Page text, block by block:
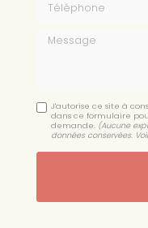
Message
J'autorise ce site à
dans ce formulaire
demande. (Aucune
données conservées.